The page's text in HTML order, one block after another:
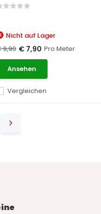
Vergleichen
Nicht auf Lager
9,90 € 7,90 Pro Meter
Ansehen